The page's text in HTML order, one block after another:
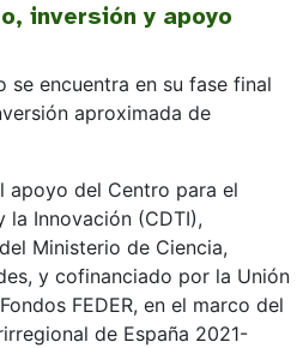
inversión y apoyo
encuentra en su fase final
aproximada de
apoyo del Centro para el
la Innovación (CDTI),
Ministerio de Ciencia,
y cofinanciado por la Unión
FEDER, en el marco del
de España 2021-